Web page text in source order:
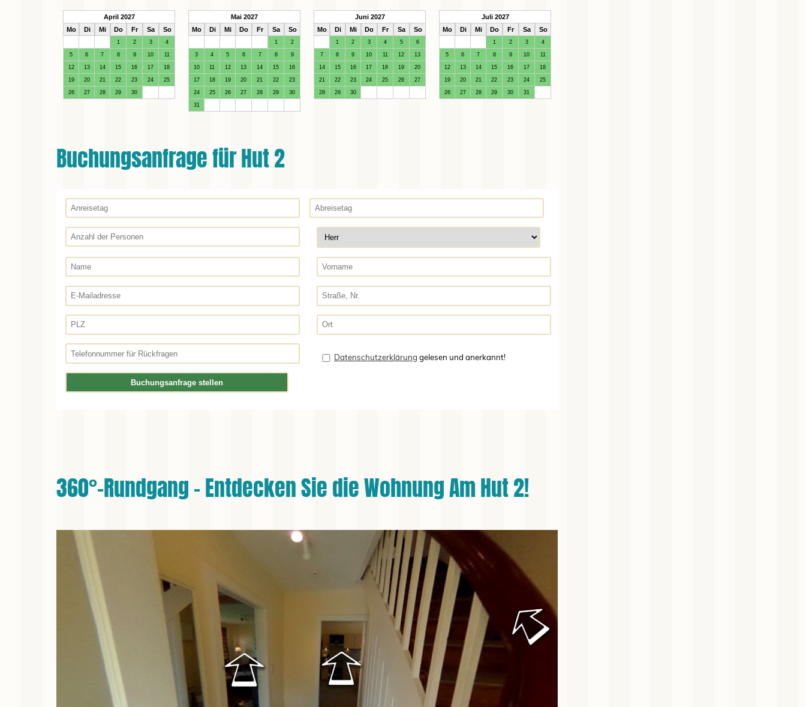
April 2027
Mo
Di Mi Do Fr Sa So
1 2 3 4
5 6 7 8 9 10 11
12 13 14 15 16 17 18
19 20 21 22 23 24 25
26 27 28 29 30
Mai 2027
Mo
Di Mi Do Fr Sa So
1 2
3 4 5 6 7 8 9
10 11 12 13 14 15 16
17 18 19 20 21 22 23
24 25 26 27 28 29 30
31
Juni 2027
Mo
Di Mi Do Fr Sa So
1 2 3 4 5 6
7 8 9 10 11 12 13
14 15 16 17 18 19 20
21 22 23 24 25 26 27
28 29 30
Juli 2027
Mo
Di Mi Do Fr Sa So
1 2 3 4
5 6 7 8 9 10 11
12 13 14 15 16 17 18
19 20 21 22 23 24 25
26 27 28 29 30 31
Buchungsanfrage für Hut 2
Datenschutzerklärung gelesen und anerkannt!
360°-Rundgang - Entdecken Sie die Wohnung Am Hut 2!